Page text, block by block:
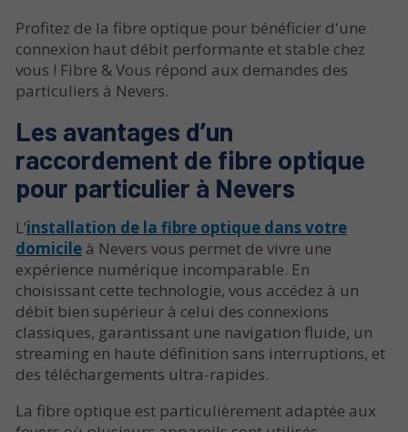
Profitez de la fibre optique pour bénéficier d'une
connexion haut débit performante et stable chez
vous ! Fibre & Vous répond aux demandes des
particuliers à Nevers.
Les avantages d’un
raccordement de fibre optique
pour particulier à Nevers
L’installation de la fibre optique dans votre
domicile à Nevers vous permet de vivre une
expérience numérique incomparable. En
choisissant cette technologie, vous accédez à un
débit bien supérieur à celui des connexions
classiques, garantissant une navigation fluide, un
streaming en haute définition sans interruptions, et
des téléchargements ultra-rapides.
La fibre optique est particulièrement adaptée aux